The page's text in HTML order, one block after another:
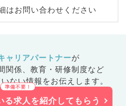
はお問い合わせください
ャリアパートナーが
係、 教育・研修制度など
ない情報をお伝えします。
る求人を紹介してもらう